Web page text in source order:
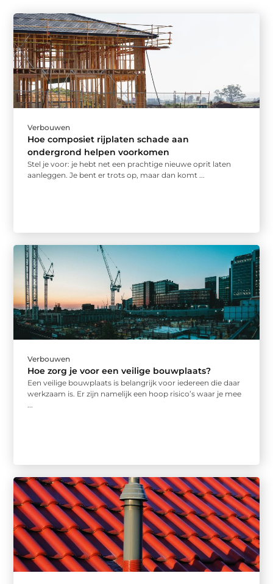
Verbouwen
Hoe composiet rijplaten schade aan
ondergrond helpen voorkomen
Stel je voor: je hebt net een prachtige nieuwe oprit laten
aanleggen. Je bent er trots op, maar dan komt ...
Verbouwen
Hoe zorg je voor een veilige bouwplaats?
Een veilige bouwplaats is belangrijk voor iedereen die daar
werkzaam is. Er zijn namelijk een hoop risico’s waar je mee
...